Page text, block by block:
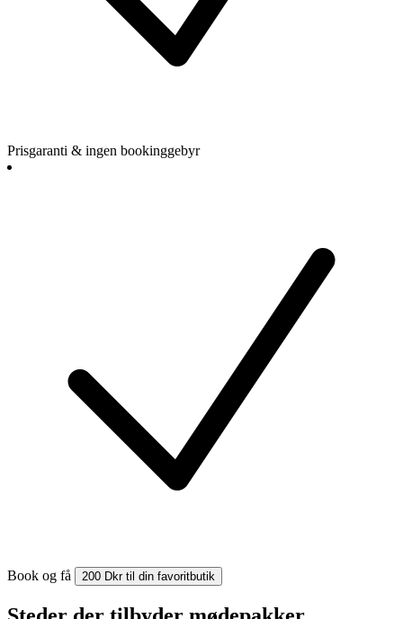
Prisgaranti & ingen bookinggebyr
Book og få 200 Dkr til din favoritbutik